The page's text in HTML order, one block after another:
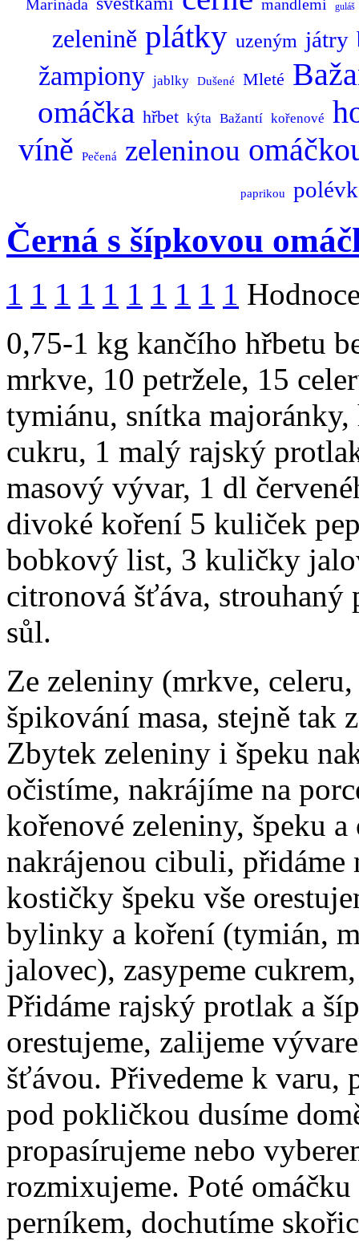
Marináda mandlemi guláš
zelenině plátky uzeným játry
žampiony jablky Dušené Mleté
omáčka hřbet kýta Bažantí kořenové
víně
Pečená zeleninou
paprikou
Černá s šípkovou
1 1 1 1 1 1 1 1 1 1
0,75-1 kg kančího hřbetu
mrkve, 10 petržele, 15
tymiánu, snítka
cukru, 1 malý rajský
masový vývar, 1 dl
divoké koření 5 kuliček
bobkový list, 3 kuličky
citronová šťáva,
sůl.
Ze zeleniny (mrkve,
špikování masa, stejně tak
Zbytek zeleniny i špeku
očistíme, nakrájíme na
kořenové zeleniny, špeku
nakrájenou cibuli, přidáme
kostičky špeku vše
bylinky a koření (tymián,
jalovec), zasypeme
Přidáme rajský protlak a
orestujeme, zalijeme
šťávou. Přivedeme k varu,
pod pokličkou dusíme
propasírujeme nebo
rozmixujeme. Poté
perníkem, dochutíme